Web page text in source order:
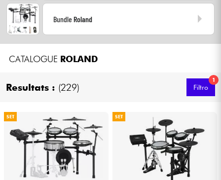
BundleRoland
CATALOGUE ROLAND
Resultats : (229)
1
Filtro
SET SET